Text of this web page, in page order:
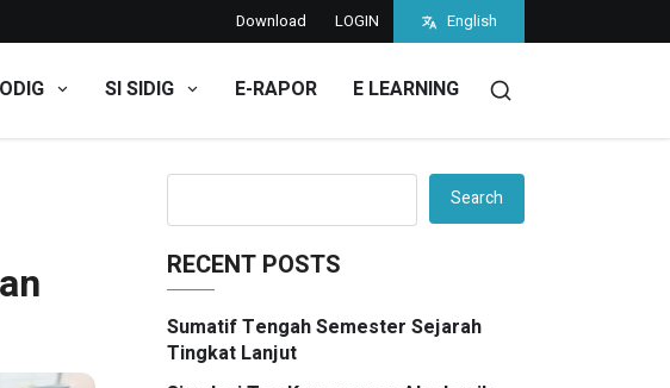
Download LOGIN English
SI SIDIG E-RAPOR E LEARNING
Tumbuhan & Hewan
Search
RECENT POSTS
Sumatif Tengah Semester Sejarah
Tingkat Lanjut